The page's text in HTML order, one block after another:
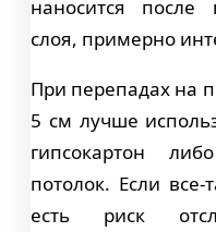
наносится после
слоя, примерно
При перепадах на
5 см лучше
гипсокартон
потолок. Если все-
есть риск